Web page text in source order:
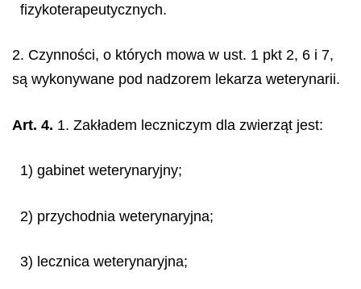
fizykoterapeutycznych.
2. Czynności, o których mowa w ust. 1 pkt 2, 6 i 7,
są wykonywane pod nadzorem lekarza weterynarii.
Art. 4. 1. Zakładem leczniczym dla zwierząt jest:
1) gabinet weterynaryjny;
2) przychodnia weterynaryjna;
3) lecznica weterynaryjna;